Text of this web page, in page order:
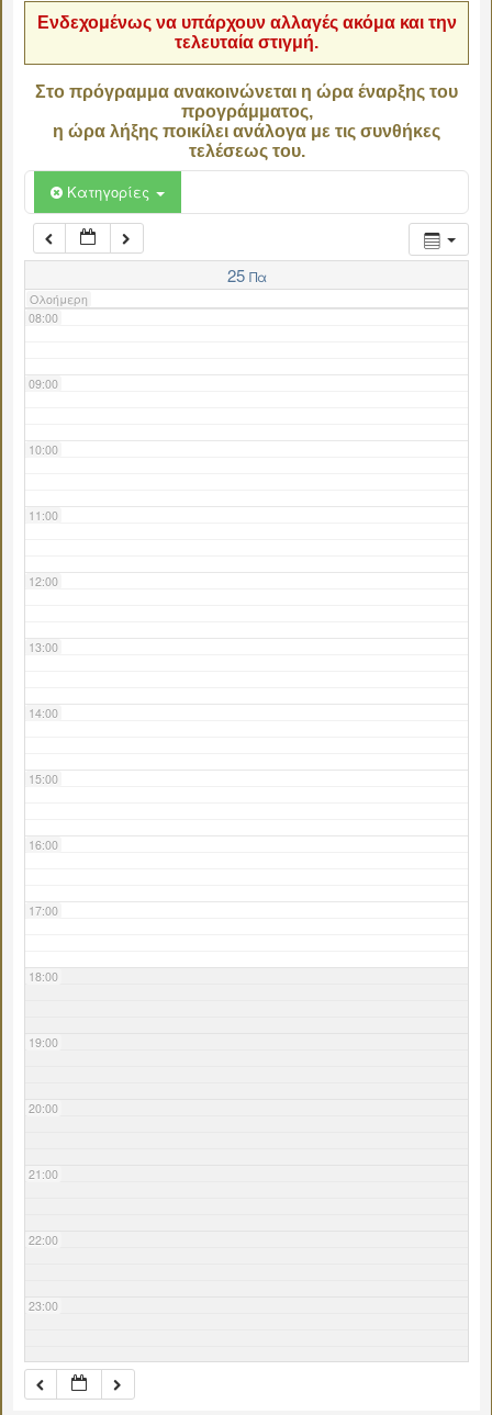
Ενδεχομένως να υπάρχουν αλλαγές ακόμα και την
τελευταία στιγμή.
Στο πρόγραμμα ανακοινώνεται η ώρα έναρξης του
προγράμματος,
η ώρα λήξης ποικίλει ανάλογα με τις συνθήκες
τελέσεως του.
Κατηγορίες
25 Πα
Ολοήμερη
06:00
07:00
08:00
09:00
10:00
11:00
12:00
13:00
14:00
15:00
16:00
17:00
18:00
19:00
20:00
21:00
22:00
23:00